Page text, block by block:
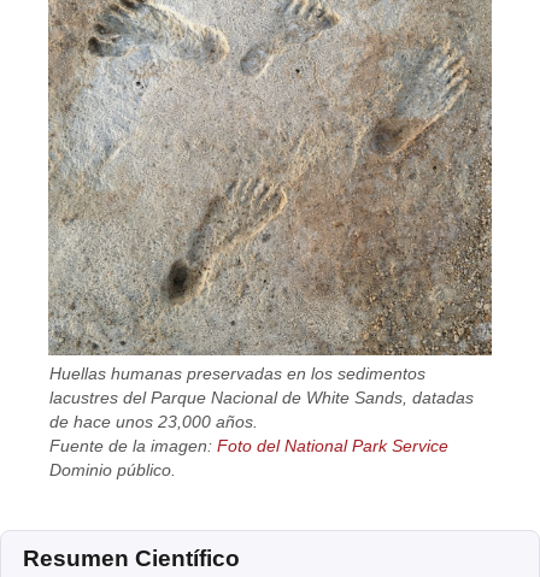
Huellas humanas preservadas en los sedimentos
lacustres del Parque Nacional de White Sands, datadas
de hace unos 23,000 años.
Fuente de la imagen:Foto del National Park Service
Dominio público.
Resumen Científico